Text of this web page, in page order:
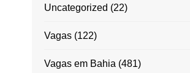
Uncategorized (22)
Vagas(122)
Vagas em Bahia (481)